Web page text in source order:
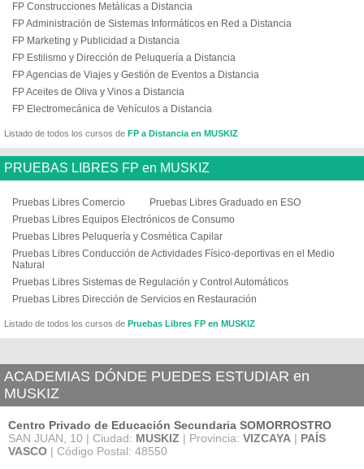
FP Construcciones Metálicas a Distancia
FP Administración de Sistemas Informáticos en Red a Distancia
FP Marketing y Publicidad a Distancia
FP Estilismo y Dirección de Peluquería a Distancia
FP Agencias de Viajes y Gestión de Eventos a Distancia
FP Aceites de Oliva y Vinos a Distancia
FP Electromecánica de Vehículos a Distancia
Listado de todos los cursos de FP a Distancia en MUSKIZ
PRUEBAS LIBRES FP en MUSKIZ
Pruebas Libres Comercio
Pruebas Libres Graduado en ESO
Pruebas Libres Equipos Electrónicos de Consumo
Pruebas Libres Peluquería y Cosmética Capilar
Pruebas Libres Conducción de Actividades Físico-deportivas en el Medio
Natural
Pruebas Libres Sistemas de Regulación y Control Automáticos
Pruebas Libres Dirección de Servicios en Restauración
Listado de todos los cursos de Pruebas Libres FP en MUSKIZ
ACADEMIAS DÓNDE PUEDES ESTUDIAR en
MUSKIZ
Centro Privado de Educación Secundaria SOMORROSTRO
SAN JUAN, 10 | Ciudad: MUSKIZ | Provincia: VIZCAYA | PAÍS
VASCO | Código Postal: 48550